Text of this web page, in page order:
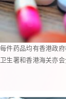
每件药品均有香港政
卫生署和香港海关亦